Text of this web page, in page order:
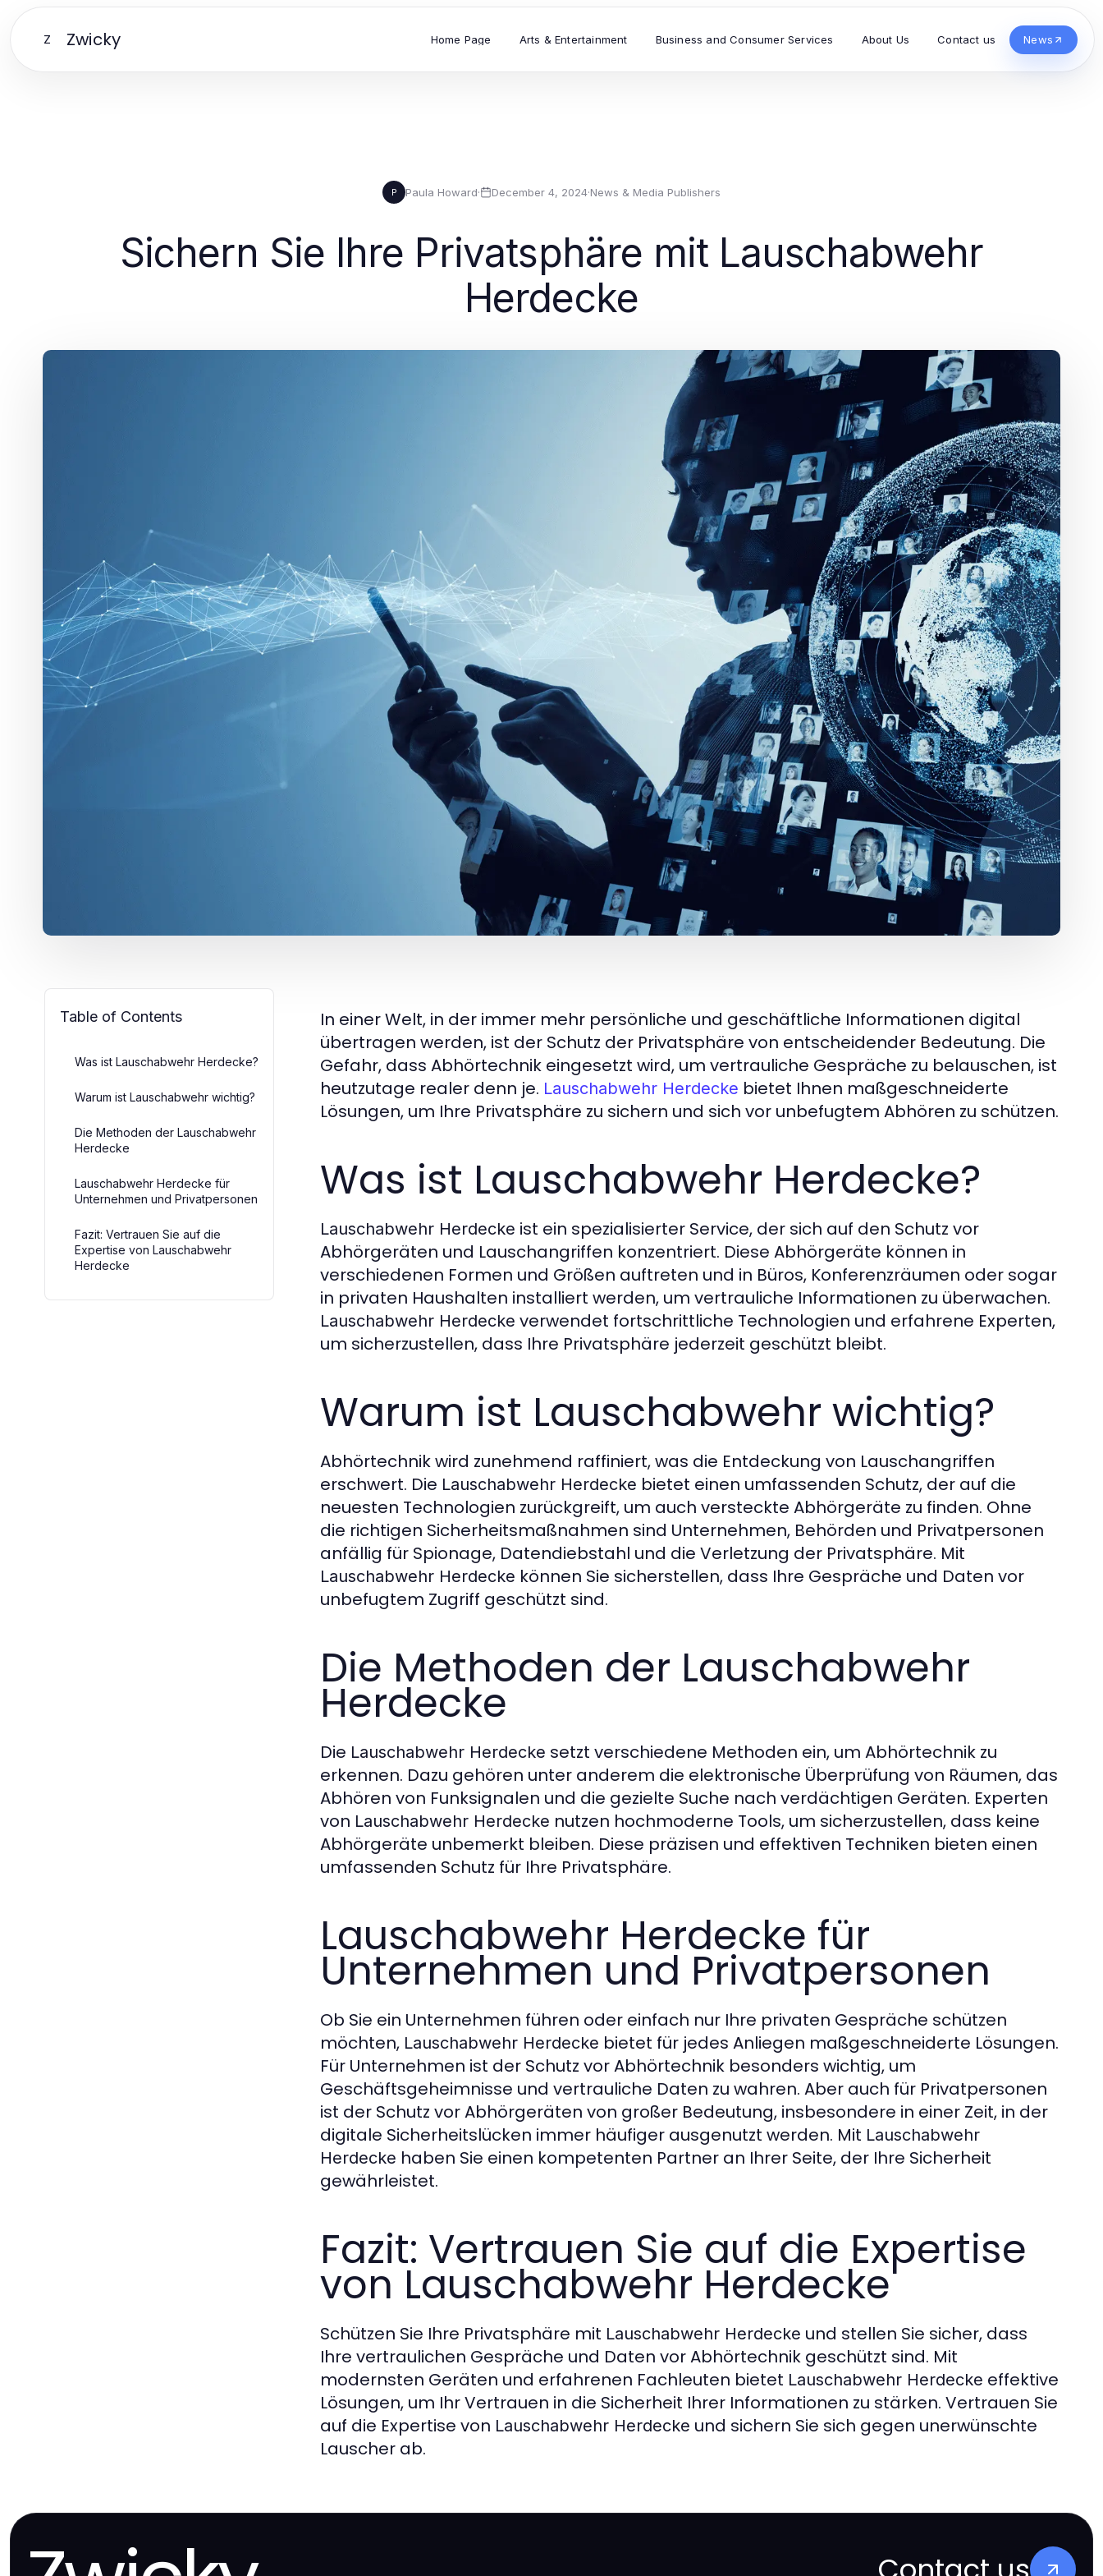
Z Zwicky Home Page Arts & Entertainment Business and Consumer Services About Us Contact us News
P Paula Howard· December 4, 2024·News & Media Publishers
Sichern Sie Ihre Privatsphäre mit Lauschabwehr
Herdecke
Table of Contents
Was ist Lauschabwehr Herdecke?
Warum ist Lauschabwehr wichtig?
Die Methoden der Lauschabwehr
Herdecke
Lauschabwehr Herdecke für
Unternehmen und Privatpersonen
Fazit: Vertrauen Sie auf die
Expertise von Lauschabwehr
Herdecke
In einer Welt, in der immer mehr persönliche und geschäftliche Informationen digital
übertragen werden, ist der Schutz der Privatsphäre von entscheidender Bedeutung. Die
Gefahr, dass Abhörtechnik eingesetzt wird, um vertrauliche Gespräche zu belauschen, ist
heutzutage realer denn je. Lauschabwehr Herdecke bietet Ihnen maßgeschneiderte
Lösungen, um Ihre Privatsphäre zu sichern und sich vor unbefugtem Abhören zu schützen.
Was ist Lauschabwehr Herdecke?
Lauschabwehr Herdecke ist ein spezialisierter Service, der sich auf den Schutz vor
Abhörgeräten und Lauschangriffen konzentriert. Diese Abhörgeräte können in
verschiedenen Formen und Größen auftreten und in Büros, Konferenzräumen oder sogar
in privaten Haushalten installiert werden, um vertrauliche Informationen zu überwachen.
Lauschabwehr Herdecke verwendet fortschrittliche Technologien und erfahrene Experten,
um sicherzustellen, dass Ihre Privatsphäre jederzeit geschützt bleibt.
Warum ist Lauschabwehr wichtig?
Abhörtechnik wird zunehmend raffiniert, was die Entdeckung von Lauschangriffen
erschwert. Die Lauschabwehr Herdecke bietet einen umfassenden Schutz, der auf die
neuesten Technologien zurückgreift, um auch versteckte Abhörgeräte zu finden. Ohne
die richtigen Sicherheitsmaßnahmen sind Unternehmen, Behörden und Privatpersonen
anfällig für Spionage, Datendiebstahl und die Verletzung der Privatsphäre. Mit
Lauschabwehr Herdecke können Sie sicherstellen, dass Ihre Gespräche und Daten vor
unbefugtem Zugriff geschützt sind.
Die Methoden der Lauschabwehr
Herdecke
Die Lauschabwehr Herdecke setzt verschiedene Methoden ein, um Abhörtechnik zu
erkennen. Dazu gehören unter anderem die elektronische Überprüfung von Räumen, das
Abhören von Funksignalen und die gezielte Suche nach verdächtigen Geräten. Experten
von Lauschabwehr Herdecke nutzen hochmoderne Tools, um sicherzustellen, dass keine
Abhörgeräte unbemerkt bleiben. Diese präzisen und effektiven Techniken bieten einen
umfassenden Schutz für Ihre Privatsphäre.
Lauschabwehr Herdecke für
Unternehmen und Privatpersonen
Ob Sie ein Unternehmen führen oder einfach nur Ihre privaten Gespräche schützen
möchten, Lauschabwehr Herdecke bietet für jedes Anliegen maßgeschneiderte Lösungen.
Für Unternehmen ist der Schutz vor Abhörtechnik besonders wichtig, um
Geschäftsgeheimnisse und vertrauliche Daten zu wahren. Aber auch für Privatpersonen
ist der Schutz vor Abhörgeräten von großer Bedeutung, insbesondere in einer Zeit, in der
digitale Sicherheitslücken immer häufiger ausgenutzt werden. Mit Lauschabwehr
Herdecke haben Sie einen kompetenten Partner an Ihrer Seite, der Ihre Sicherheit
gewährleistet.
Fazit: Vertrauen Sie auf die Expertise
von Lauschabwehr Herdecke
Schützen Sie Ihre Privatsphäre mit Lauschabwehr Herdecke und stellen Sie sicher, dass
Ihre vertraulichen Gespräche und Daten vor Abhörtechnik geschützt sind. Mit
modernsten Geräten und erfahrenen Fachleuten bietet Lauschabwehr Herdecke effektive
Lösungen, um Ihr Vertrauen in die Sicherheit Ihrer Informationen zu stärken. Vertrauen Sie
auf die Expertise von Lauschabwehr Herdecke und sichern Sie sich gegen unerwünschte
Lauscher ab.